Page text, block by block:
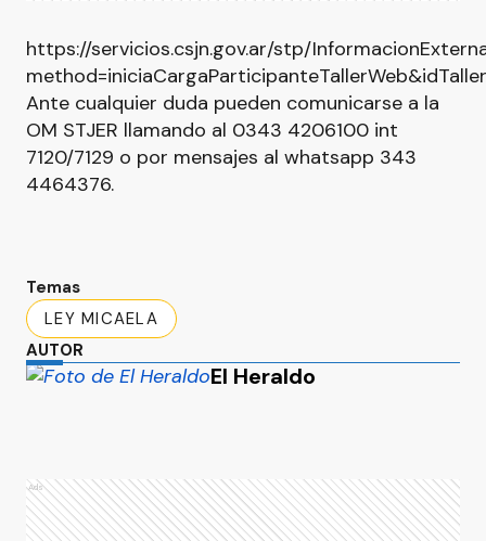
https://servicios.csjn.gov.ar/stp/
Ante cualquier duda pueden comunicarse a la
OM STJER llamando al 0343 4206100 int
7120/7129 o por mensajes al whatsapp 343
4464376.
Temas
LEY MICAELA
AUTOR
El Heraldo
Ads